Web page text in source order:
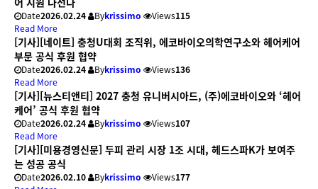
Date2026.02.24 Bykrissimo Views115
Read More
[기사][네이트] 충청U대회 조직위, 에코바이오의학연구소와 헤어케어
부문 공식 후원 협약
Date2026.02.24 Bykrissimo Views136
Read More
[기사][뉴스티앤티] 2027 충청 유니버시아드, (주)에코바이오와 ‘헤어
케어’ 공식 후원 협약
Date2026.02.24 Bykrissimo Views107
Read More
[기사][미용경영신문] 두피 관리 시장 1조 시대, 헤드스파K가 보여주
는 성공 공식
Date2026.02.10 Bykrissimo Views177